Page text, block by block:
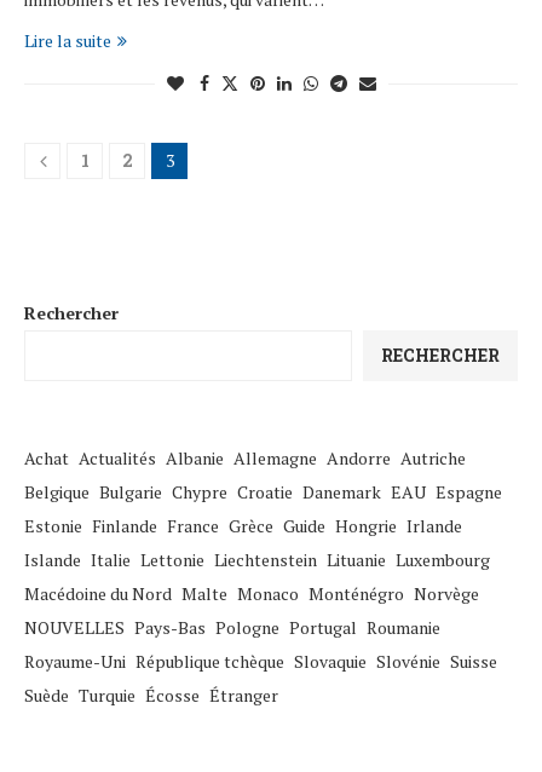
Lire la suite
1 2 3
Rechercher
RECHERCHER
Achat Actualités Albanie Allemagne Andorre Autriche
Belgique Bulgarie Chypre Croatie Danemark EAU Espagne
Estonie Finlande France Grèce Guide Hongrie Irlande
Islande Italie Lettonie Liechtenstein Lituanie Luxembourg
Macédoine du Nord Malte Monaco Monténégro Norvège
NOUVELLES Pays-Bas Pologne Portugal Roumanie
Royaume-Uni République tchèque Slovaquie Slovénie Suisse
Suède Turquie Écosse Étranger